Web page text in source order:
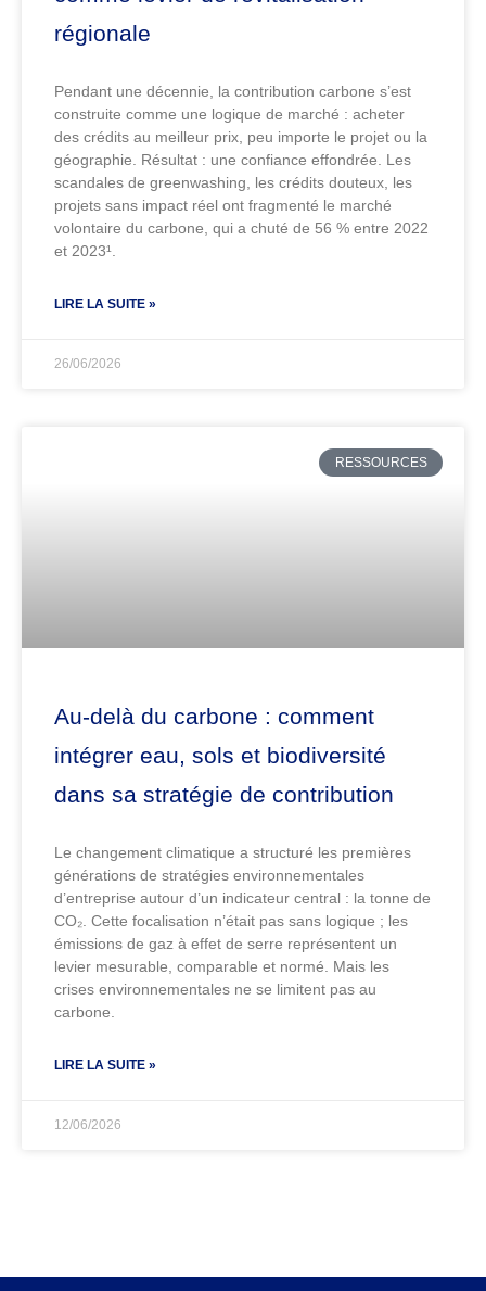
régionale
Pendant une décennie, la contribution carbone s’est
construite comme une logique de marché : acheter
des crédits au meilleur prix, peu importe le projet ou la
géographie. Résultat : une confiance effondrée. Les
scandales de greenwashing, les crédits douteux, les
projets sans impact réel ont fragmenté le marché
volontaire du carbone, qui a chuté de 56 % entre 2022
et 2023¹.
LIRE LA SUITE »
26/06/2026
RESSOURCES
Au-delà du carbone : comment
intégrer eau, sols et biodiversité
dans sa stratégie de contribution
Le changement climatique a structuré les premières
générations de stratégies environnementales
d’entreprise autour d’un indicateur central : la tonne de
CO₂. Cette focalisation n’était pas sans logique ; les
émissions de gaz à effet de serre représentent un
levier mesurable, comparable et normé. Mais les
crises environnementales ne se limitent pas au
carbone.
LIRE LA SUITE »
12/06/2026